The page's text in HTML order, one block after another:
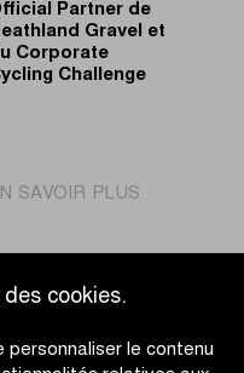
cookies.
le contenu
cyclisme
Partner de
Gravel et
Corporate
Challenge
SAVOIR PLUS
Gravel